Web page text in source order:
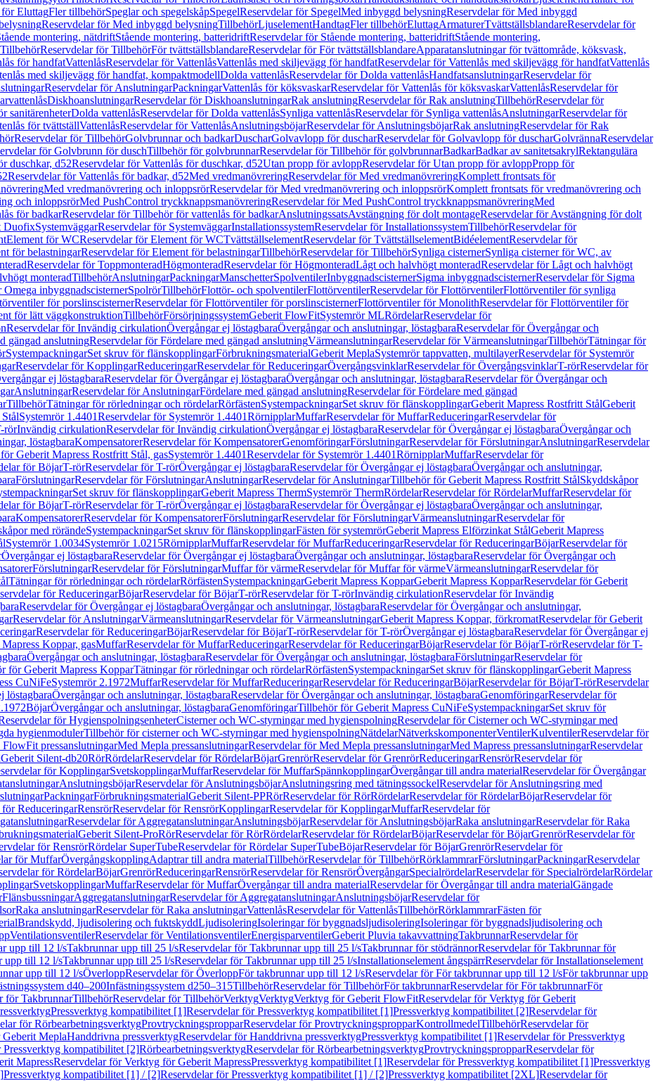
EluttagFler tillbehörSpeglar och spegelskåpSpegelReservdelar för SpegelMed inbyggd belysningReservdelar för Med inbyggd
Reservdelar för Med inbyggd belysningTillbehörLjuselementHandtagFler tillbehörEluttagArmaturerTvättställsblandareReservdelar för
montering, nätdriftStående montering, batteridriftReservdelar för Stående montering, batteridriftStående montering,
TillbehörReservdelar för TillbehörFör tvättställsblandareReservdelar för För tvättställsblandareApparatanslutningar för tvättområde, köksvask,
för handfatVattenlåsReservdelar för VattenlåsVattenlås med skiljevägg för handfatReservdelar för Vattenlås med skiljevägg för handfatVattenlås
med skiljevägg för handfat, kompaktmodellDolda vattenlåsReservdelar för Dolda vattenlåsHandfatsanslutningarReservdelar för
Reservdelar för AnslutningarPackningarVattenlås för köksvaskarReservdelar för Vattenlås för köksvaskarVattenlåsReservdelar för
DiskhoanslutningarReservdelar för DiskhoanslutningarRak anslutningReservdelar för Rak anslutningTillbehörReservdelar för
sanitärenheterDolda vattenlåsReservdelar för Dolda vattenlåsSynliga vattenlåsReservdelar för Synliga vattenlåsAnslutningarReservdelar för
för tvättställVattenlåsReservdelar för VattenlåsAnslutningsböjarReservdelar för AnslutningsböjarRak anslutningReservdelar för Rak
Reservdelar för TillbehörGolvbrunnar och badkarDuscharGolvavlopp för duscharReservdelar för Golvavlopp för duscharGolvrännaReservdelar
för Golvbrunn för duschTillbehör för golvbrunnarReservdelar för Tillbehör för golvbrunnarBadkarBadkar av sanitetsakrylRektangulära
duschkar, d52Reservdelar för Vattenlås för duschkar, d52Utan propp för avloppReservdelar för Utan propp för avloppPropp för
Reservdelar för Vattenlås för badkar, d52Med vredmanövreringReservdelar för Med vredmanövreringKomplett frontsats för
Med vredmanövrering och inloppsrörReservdelar för Med vredmanövrering och inloppsrörKomplett frontsats för vredmanövrering och
och inloppsrörMed PushControl tryckknappsmanövreringReservdelar för Med PushControl tryckknappsmanövreringMed
för badkarReservdelar för Tillbehör för vattenlås för badkarAnslutningssatsAvstängning för dolt montageReservdelar för Avstängning för dolt
DuofixSystemväggarReservdelar för SystemväggarInstallationssystemReservdelar för InstallationssystemTillbehörReservdelar för
Element för WCReservdelar för Element för WCTvättställselementReservdelar för TvättställselementBidéelementReservdelar för
för belastningarReservdelar för Element för belastningarTillbehörReservdelar för TillbehörSynliga cisternerSynliga cisterner för WC, av
Reservdelar för ToppmonteradHögmonteradReservdelar för HögmonteradLågt och halvhögt monteradReservdelar för Lågt och halvhögt
monteradTillbehörAnslutningarPackningarManschetterSpolventilerInbyggnadscisternerSigma inbyggnadscisternerReservdelar för Sigma
Omega inbyggnadscisternerSpolrörTillbehörFlottör- och spolventilerFlottörventilerReservdelar för FlottörventilerFlottörventiler för synliga
för porslinscisternerReservdelar för Flottörventiler för porslinscisternerFlottörventiler för MonolithReservdelar för Flottörventiler för
för lätt väggkonstruktionTillbehörFörsörjningssystemGeberit FlowFitSystemrör MLRördelarReservdelar för
Reservdelar för Invändig cirkulationÖvergångar ej löstagbaraÖvergångar och anslutningar, löstagbaraReservdelar för Övergångar och
gängad anslutningReservdelar för Fördelare med gängad anslutningVärmeanslutningarReservdelar för VärmeanslutningarTillbehörTätningar för
SystempackningarSet skruv för flänskopplingarFörbrukningsmaterialGeberit MeplaSystemrör tappvatten, multilayerReservdelar för Systemrör
Reservdelar för KopplingarReduceringarReservdelar för ReduceringarÖvergångsvinklarReservdelar för ÖvergångsvinklarT-rörReservdelar för
ej löstagbaraReservdelar för Övergångar ej löstagbaraÖvergångar och anslutningar, löstagbaraReservdelar för Övergångar och
AnslutningarReservdelar för AnslutningarFördelare med gängad anslutningReservdelar för Fördelare med gängad
TillbehörTätningar för rörledningar och rördelarRörfästenSystempackningarSet skruv för flänskopplingarGeberit Mapress Rostfritt StålGeberit
Systemrör 1.4401Reservdelar för Systemrör 1.4401RörnipplarMuffarReservdelar för MuffarReduceringarReservdelar för
rörInvändig cirkulationReservdelar för Invändig cirkulationÖvergångar ej löstagbaraReservdelar för Övergångar ej löstagbaraÖvergångar och
löstagbaraKompensatorerReservdelar för KompensatorerGenomföringarFörslutningarReservdelar för FörslutningarAnslutningarReservdelar
Geberit Mapress Rostfritt Stål, gasSystemrör 1.4401Reservdelar för Systemrör 1.4401RörnipplarMuffarReservdelar för
för BöjarT-rörReservdelar för T-rörÖvergångar ej löstagbaraReservdelar för Övergångar ej löstagbaraÖvergångar och anslutningar,
FörslutningarReservdelar för FörslutningarAnslutningarReservdelar för AnslutningarTillbehör för Geberit Mapress Rostfritt StålSkyddskåpor
Set skruv för flänskopplingarGeberit Mapress ThermSystemrör ThermRördelarReservdelar för RördelarMuffarReservdelar för
för BöjarT-rörReservdelar för T-rörÖvergångar ej löstagbaraReservdelar för Övergångar ej löstagbaraÖvergångar och anslutningar,
KompensatorerReservdelar för KompensatorerFörslutningarReservdelar för FörslutningarVärmeanslutningarReservdelar för
med rörändeSystempackningarSet skruv för flänskopplingarFästen för systemrörGeberit Mapress Elförzinkat StålGeberit Mapress
Systemrör 1.0034Systemrör 1.0215RörnipplarMuffarReservdelar för MuffarReduceringarReservdelar för ReduceringarBöjarReservdelar för
Övergångar ej löstagbaraReservdelar för Övergångar ej löstagbaraÖvergångar och anslutningar, löstagbaraReservdelar för Övergångar och
FörslutningarReservdelar för FörslutningarMuffar för värmeReservdelar för Muffar för värmeVärmeanslutningarReservdelar för
Tätningar för rörledningar och rördelarRörfästenSystempackningarGeberit Mapress KopparGeberit Mapress KopparReservdelar för Geberit
för ReduceringarBöjarReservdelar för BöjarT-rörReservdelar för T-rörInvändig cirkulationReservdelar för Invändig
Reservdelar för Övergångar ej löstagbaraÖvergångar och anslutningar, löstagbaraReservdelar för Övergångar och anslutningar,
Reservdelar för AnslutningarVärmeanslutningarReservdelar för VärmeanslutningarGeberit Mapress Koppar, förkromatReservdelar för Geberit
Reservdelar för ReduceringarBöjarReservdelar för BöjarT-rörReservdelar för T-rörÖvergångar ej löstagbaraReservdelar för Övergångar ej
Koppar, gasMuffarReservdelar för MuffarReduceringarReservdelar för ReduceringarBöjarReservdelar för BöjarT-rörReservdelar för T-
Övergångar och anslutningar, löstagbaraReservdelar för Övergångar och anslutningar, löstagbaraFörslutningarReservdelar för
för Geberit Mapress KopparTätningar för rörledningar och rördelarRörfästenSystempackningarSet skruv för flänskopplingarGeberit Mapress
CuNiFeSystemrör 2.1972MuffarReservdelar för MuffarReduceringarReservdelar för ReduceringarBöjarReservdelar för BöjarT-rörReservdelar
löstagbaraÖvergångar och anslutningar, löstagbaraReservdelar för Övergångar och anslutningar, löstagbaraGenomföringarReservdelar för
BöjarÖvergångar och anslutningar, löstagbaraGenomföringarTillbehör för Geberit Mapress CuNiFeSystempackningarSet skruv för
för HygienspolningsenheterCisterner och WC-styrningar med hygienspolningReservdelar för Cisterner och WC-styrningar med
hygienmodulerTillbehör för cisterner och WC-styrningar med hygienspolningNätdelarNätverkskomponenterVentilerKulventilerReservdelar för
pressanslutningarMed Mepla pressanslutningarReservdelar för Med Mepla pressanslutningarMed Mapress pressanslutningarReservdelar
Geberit Silent-db20RörRördelarReservdelar för RördelarBöjarGrenrörReservdelar för GrenrörReduceringarRensrörReservdelar för
för KopplingarSvetskopplingarMuffarReservdelar för MuffarSpännkopplingarÖvergångar till andra materialReservdelar för Övergångar
AnslutningsböjarReservdelar för AnslutningsböjarAnslutningsring med tätningssockelReservdelar för Anslutningsring med
PackningarFörbrukningsmaterialGeberit Silent-PPRörReservdelar för RörRördelarReservdelar för RördelarBöjarReservdelar för
ReduceringarRensrörReservdelar för RensrörKopplingarReservdelar för KopplingarMuffarReservdelar för
Reservdelar för AggregatanslutningarAnslutningsböjarReservdelar för AnslutningsböjarRaka anslutningarReservdelar för Raka
Geberit Silent-ProRörReservdelar för RörRördelarReservdelar för RördelarBöjarReservdelar för BöjarGrenrörReservdelar för
för RensrörRördelar SuperTubeReservdelar för Rördelar SuperTubeBöjarReservdelar för BöjarGrenrörReservdelar för
för MuffarÖvergångskopplingAdaptrar till andra materialTillbehörReservdelar för TillbehörRörklammrarFörslutningarPackningarReservdelar
för RördelarBöjarGrenrörReduceringarRensrörReservdelar för RensrörÖvergångarSpecialrördelarReservdelar för SpecialrördelarRördelar
SvetskopplingarMuffarReservdelar för MuffarÖvergångar till andra materialReservdelar för Övergångar till andra materialGängade
FlänsbussningarAggregatanslutningarReservdelar för AggregatanslutningarAnslutningsböjarReservdelar för
Raka anslutningarReservdelar för Raka anslutningarVattenlåsReservdelar för VattenlåsTillbehörRörklammrarFästen för
Brandskydd, ljudisolering och fuktskyddLjudisoleringIsoleringar för byggnadsljudisoleringIsoleringar för byggnadsljudisolering och
VentilationsventilerReservdelar för VentilationsventilerEnergisparventilerGeberit Pluvia takavvattningTakbrunnarReservdelar för
upp till 12 l/sTakbrunnar upp till 25 l/sReservdelar för Takbrunnar upp till 25 l/sTakbrunnar för stödrännorReservdelar för Takbrunnar för
upp till 12 l/sTakbrunnar upp till 25 l/sReservdelar för Takbrunnar upp till 25 l/sInstallationselement ångspärrReservdelar för Installationselement
upp till 12 l/sÖverloppReservdelar för ÖverloppFör takbrunnar upp till 12 l/sReservdelar för För takbrunnar upp till 12 l/sFör takbrunnar upp
d40–200Infästningssystem d250–315TillbehörReservdelar för TillbehörFör takbrunnarReservdelar för För takbrunnarFör
för TakbrunnarTillbehörReservdelar för TillbehörVerktygVerktygVerktyg för Geberit FlowFitReservdelar för Verktyg för Geberit
Pressverktyg kompatibilitet [1]Reservdelar för Pressverktyg kompatibilitet [1]Pressverktyg kompatibilitet [2]Reservdelar för
för RörbearbetningsverktygProvtryckningspropparReservdelar för ProvtryckningspropparKontrollmedelTillbehörReservdelar för
MeplaHanddrivna pressverktygReservdelar för Handdrivna pressverktygPressverktyg kompatibilitet [1]Reservdelar för Pressverktyg
Pressverktyg kompatibilitet [2]RörbearbetningsverktygReservdelar för RörbearbetningsverktygProvtryckningspropparReservdelar för
MapressReservdelar för Verktyg för Geberit MapressPressverktyg kompatibilitet [1]Reservdelar för Pressverktyg kompatibilitet [1]Pressverktyg
Pressverktyg kompatibilitet [1] / [2]Reservdelar för Pressverktyg kompatibilitet [1] / [2]Pressverktyg kompatibilitet [2XL]Reservdelar för